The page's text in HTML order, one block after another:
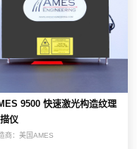
9500 快速激光构造纹理
仪
商： 美国AMES